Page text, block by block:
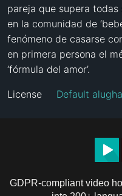
pareja que supera
en la comunidad de
fenómeno de casarse
en primera persona el
‘fórmula del amor’.
License Default
GDPR-compliant video